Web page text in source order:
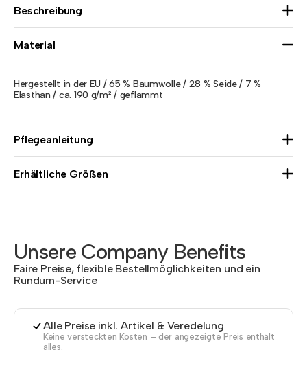
Beschreibung
Material
Hergestellt in der EU / 65 % Baumwolle / 28 % Seide / 7 %
Elasthan / ca. 190 g/m² / geflammt
Pflegeanleitung
Erhältliche Größen
Unsere Company Benefits
Faire Preise, flexible Bestellmöglichkeiten und ein
Rundum-Service
Alle Preise inkl. Artikel & Veredelung
Keine versteckten Kosten – der angezeigte Preis enthält
alles.